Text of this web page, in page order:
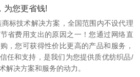
为您更省钱!
标技术解决方案，全国范围内不设代理
省费用支出的原因之一！您通过网络直
，您可获得性价比更高的产品和服务，
任和支持，是我们为您提供质优纺织品/
解决方案和服务的动力。